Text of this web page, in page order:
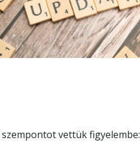
vettük figyelembe: